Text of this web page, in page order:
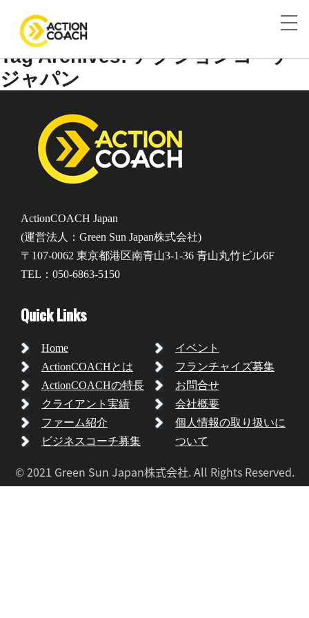
Tag Archives: アクションコーチ
ジャパン
ActionCOACH Japan
(運営法人：Green Sun Japan株式会社)
〒107-0062 東京都港区南青山3-1-36 青山丸竹ビル6F
TEL：050-6863-5150
Quick Links
Home
ActionCOACHとは
ActionCOACHの特長
クライアント実績
ファーム紹介
ビジネスコーチ募集
イベント
フランチャイズ募集
お問合せ
会社概要
個人情報の取り扱いに
ついて
© 2021 Green Sun Japan株式会社. All Rights Reserved.